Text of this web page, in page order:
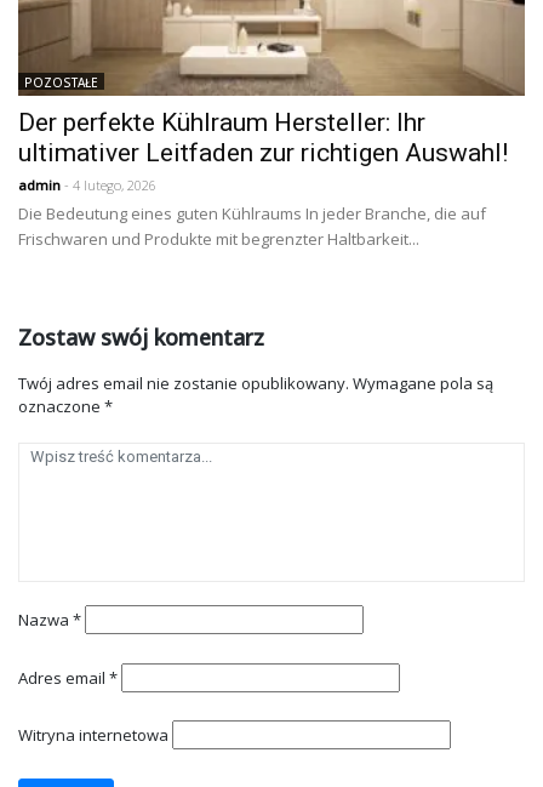
POZOSTAŁE
Der perfekte Kühlraum Hersteller: Ihr
ultimativer Leitfaden zur richtigen Auswahl!
admin - 4 lutego, 2026
Die Bedeutung eines guten Kühlraums In jeder Branche, die auf
Frischwaren und Produkte mit begrenzter Haltbarkeit...
Zostaw swój komentarz
Twój adres email nie zostanie opublikowany. Wymagane pola są
oznaczone *
Nazwa *
Adres email *
Witryna internetowa